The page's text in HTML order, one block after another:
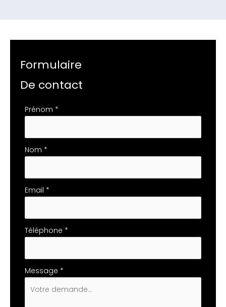
Formulaire
De contact
Formulaire
téléphone
Prénom *
Nom *
Email *
Téléphone *
Message *